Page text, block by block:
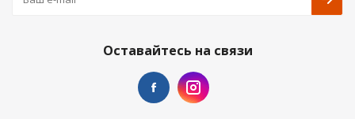
Оставайтесь на связи